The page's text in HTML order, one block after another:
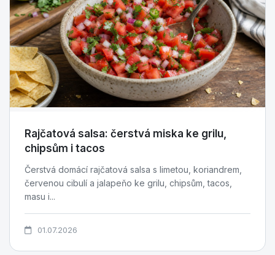
Rajčatová salsa: čerstvá miska ke grilu,
chipsům i tacos
Čerstvá domácí rajčatová salsa s limetou, koriandrem,
červenou cibulí a jalapeňo ke grilu, chipsům, tacos,
masu i...
01.07.2026